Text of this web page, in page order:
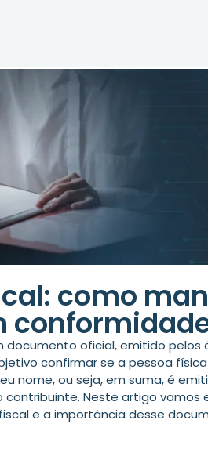
como
documento oficial, emitido pelos
confirmar se a pessoa
nome, ou seja, em suma, é
Neste artigo vamos
e a importância desse